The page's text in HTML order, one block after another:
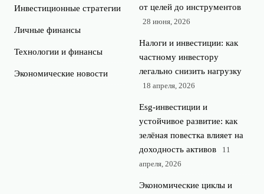
Инвестиционные стратегии
Личные финансы
Технологии и финансы
Экономические новости
от целей до инструментов
28 июня, 2026
Налоги и инвестиции: как
частному инвестору
легально снизить нагрузку
18 апреля, 2026
Esg‑инвестиции и
устойчивое развитие: как
зелёная повестка влияет на
доходность активов
11
апреля, 2026
Экономические циклы и